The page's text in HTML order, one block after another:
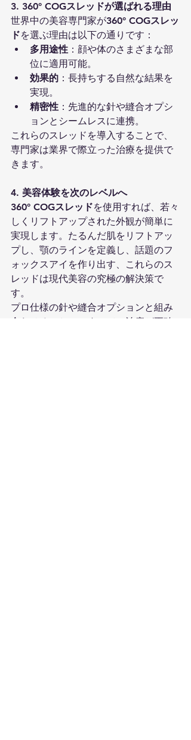
3. 360° COGスレッドが選ばれる理由
世界中の美容専門家が360° COGスレッ
ドを選ぶ理由は以下の通りです：
多用途性 ：顔や体のさまざまな部
位に適用可能。
効果的 ：長持ちする自然な結果を
実現。
精密性 ：先進的な針や縫合オプシ
ョンとシームレスに連携。
これらのスレッドを導入することで、
専門家は業界で際立った治療を提供で
きます。
4. 美容体験を次のレベルへ
360° COGスレッドを使用すれば、若々
しくリフトアップされた外観が簡単に
実現します。たるんだ肌をリフトアッ
プし、顎のラインを定義し、話題のフ
ォックスアイを作り出す、これらのス
レッドは現代美容の究極の解決策で
す。
プロ仕様の針や縫合オプションと組み
合わせることで、すべての治療が正確